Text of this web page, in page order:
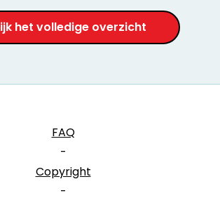
het volledige overzicht
FAQ
-
Copyright
-